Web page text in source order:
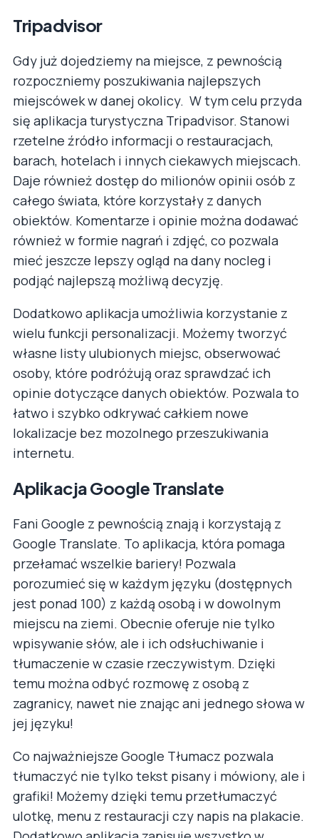
Tripadvisor
Gdy już dojedziemy na miejsce, z pewnością
rozpoczniemy poszukiwania najlepszych
miejscówek w danej okolicy. W tym celu przyda
się aplikacja turystyczna Tripadvisor. Stanowi
rzetelne źródło informacji o restauracjach,
barach, hotelach i innych ciekawych miejscach.
Daje również dostęp do milionów opinii osób z
całego świata, które korzystały z danych
obiektów. Komentarze i opinie można dodawać
również w formie nagrań i zdjęć, co pozwala
mieć jeszcze lepszy ogląd na dany nocleg i
podjąć najlepszą możliwą decyzję.
Dodatkowo aplikacja umożliwia korzystanie z
wielu funkcji personalizacji. Możemy tworzyć
własne listy ulubionych miejsc, obserwować
osoby, które podróżują oraz sprawdzać ich
opinie dotyczące danych obiektów. Pozwala to
łatwo i szybko odkrywać całkiem nowe
lokalizacje bez mozolnego przeszukiwania
internetu.
Aplikacja Google Translate
Fani Google z pewnością znają i korzystają z
Google Translate. To aplikacja, która pomaga
przełamać wszelkie bariery! Pozwala
porozumieć się w każdym języku (dostępnych
jest ponad 100) z każdą osobą i w dowolnym
miejscu na ziemi. Obecnie oferuje nie tylko
wpisywanie słów, ale i ich odsłuchiwanie i
tłumaczenie w czasie rzeczywistym. Dzięki
temu można odbyć rozmowę z osobą z
zagranicy, nawet nie znając ani jednego słowa w
jej języku!
Co najważniejsze Google Tłumacz pozwala
tłumaczyć nie tylko tekst pisany i mówiony, ale i
grafiki! Możemy dzięki temu przetłumaczyć
ulotkę, menu z restauracji czy napis na plakacie.